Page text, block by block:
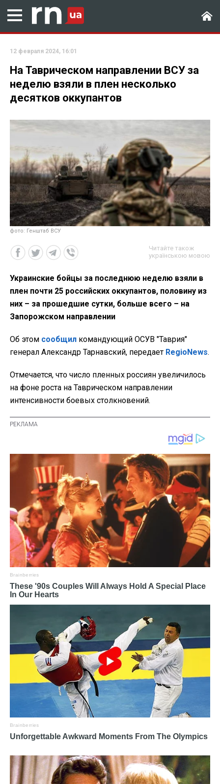
12 февраля 2024, 16:01
На Таврическом направлении ВСУ за
неделю взяли в плен несколько
десятков оккупантов
фото: Генштаб ВСУ
Читайте також
українською мовою
Украинские бойцы за последнюю неделю взяли в
плен почти 25 российских оккупантов, половину из
них – за прошедшие сутки, больше всего – на
Запорожском направлении
Об этом сообщил командующий ОСУВ "Таврия"
генерал Александр Тарнавский, передает RegioNews.
Отмечается, что число пленных россиян увеличилось
на фоне роста на Таврическом направлении
интенсивности боевых столкновений.